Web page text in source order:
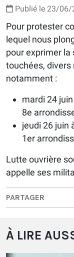
Publié le 23/06/
Pour protester
lequel nous
pour exprimer
touchées,
notamment :
mardi 24
8e
jeudi 26 juin
1er
Lutte ouvrière
appelle ses
PARTAGER
À LIRE